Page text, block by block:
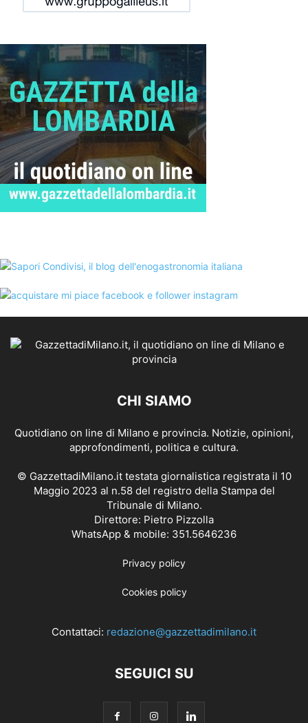
CHI SIAMO
Quotidiano on line di Milano e provincia. Notizie, opinioni,
approfondimenti, politica e cultura.
© GazzettadiMilano.it testata giornalistica registrata il 10
Maggio 2023 al n.58 del registro della Stampa del
Tribunale di Milano.
Direttore: Pietro Pizzolla
WhatsApp & mobile: 351.5646236
Privacy policy
Cookies policy
Contattaci: redazione@gazzettadimilano.it
SEGUICI SU